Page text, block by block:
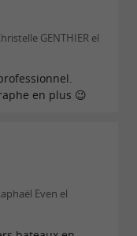
se realiza una
velocidad! Risas
remolcar
generación
GENTHIER el
en plus 😉
Even el